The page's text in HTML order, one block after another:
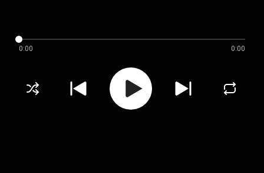
0:00 0:00